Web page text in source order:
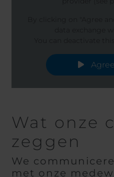
Wat onze
zeggen
We
met onze